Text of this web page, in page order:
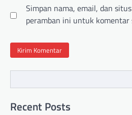
Simpan nama, email, dan
peramban ini untuk
Recent Posts